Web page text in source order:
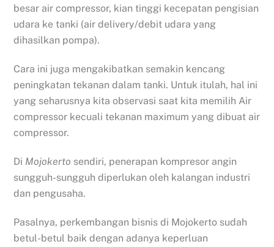
besar air compressor, kian tinggi kecepatan pengisian
udara ke tanki (air delivery/debit udara yang
dihasilkan pompa).
Cara ini juga mengakibatkan semakin kencang
peningkatan tekanan dalam tanki. Untuk itulah, hal ini
yang seharusnya kita observasi saat kita memilih Air
compressor kecuali tekanan maximum yang dibuat air
compressor.
Di Mojokerto sendiri, penerapan kompresor angin
sungguh-sungguh diperlukan oleh kalangan industri
dan pengusaha.
Pasalnya, perkembangan bisnis di Mojokerto sudah
betul-betul baik dengan adanya keperluan